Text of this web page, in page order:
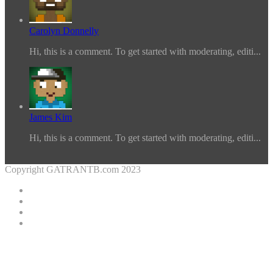
Carolyn Donnelly
Hi, this is a comment. To get started with moderating, editi...
James Kim
Hi, this is a comment. To get started with moderating, editi...
Copyright GATRANTB.com 2023